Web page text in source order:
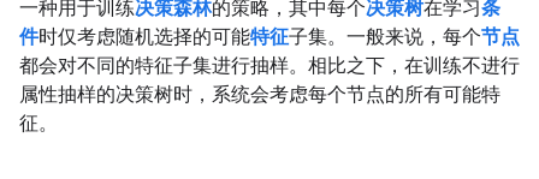
一种用于训练决策森林的策略，其中每个决策树在学习条
件时仅考虑随机选择的可能特征子集。一般来说，每个节点
都会对不同的特征子集进行抽样。相比之下，在训练不进行
属性抽样的决策树时，系统会考虑每个节点的所有可能特
征。